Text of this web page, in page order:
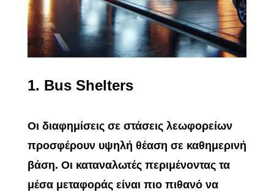
1. Bus Shelters
Οι διαφημίσεις σε στάσεις λεωφορείων
προσφέρουν υψηλή θέαση σε καθημερινή
βάση. Οι καταναλωτές περιμένοντας τα
μέσα μεταφοράς είναι πιο πιθανό να